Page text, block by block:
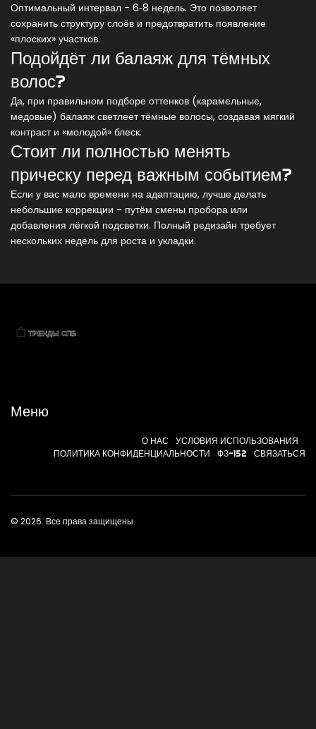
Оптимальный интервал - 6‑8 недель. Это позволяет
сохранить структуру слоёв и предотвратить появление
«плоских» участков.
Подойдёт ли балаяж для тёмных
волос?
Да, при правильном подборе оттенков (карамельные,
медовые) балаяж светлеет тёмные волосы, создавая мягкий
контраст и «молодой» блеск.
Стоит ли полностью менять
прическу перед важным событием?
Если у вас мало времени на адаптацию, лучше делать
небольшие коррекции - путём смены пробора или
добавления лёгкой подсветки. Полный редизайн требует
нескольких недель для роста и укладки.
Меню
О НАС
УСЛОВИЯ ИСПОЛЬЗОВАНИЯ
ПОЛИТИКА КОНФИДЕНЦИАЛЬНОСТИ
ФЗ-152 СВЯЗАТЬСЯ
© 2026. Все права защищены.